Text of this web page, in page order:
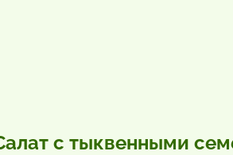
с тыквенными